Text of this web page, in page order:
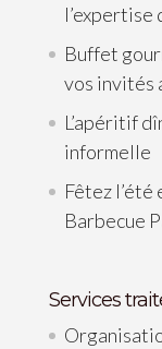
l’expertise
Buffet
vos invités
L’apéritif
informelle
Fêtez l’été
Barbecue
Services